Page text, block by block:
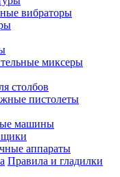
вибраторы
миксеры
столбов
пистолеты
машины
аппараты
Правила и гладилки